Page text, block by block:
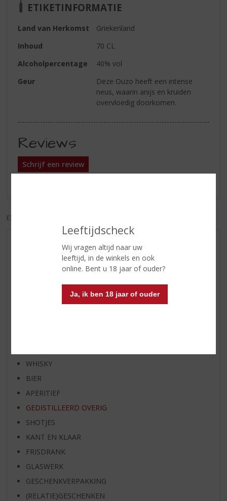
Leeftijdscheck
Wij vragen altijd naar uw
leeftijd, in de winkels en ook
online. Bent u 18 jaar of ouder?
Ja, ik ben 18 jaar of ouder
ETIKETINFORMATIE
Land van Herkomst
Griekenland
Inhoud
70 CL
Alcoholpercentage
40% vol
Geur
Deze Ouzo heeft een intense
neus, waarin anijs en kruiden
overvloedig doorkomen.
Reviews
Schrijf een review
EXCL. BTW
AANBIEDINGEN
WIJN VAN DE MAAND
RUM VAN DE MAAND
BIER VAN DE MAAND
WHISKY
BIER
APERITIEF
GEDISTILLEERD OVERIG
SHOTJES
KANT EN KLAAR
FRISDRANK
GLASWERK
GESCHENKVERPAKKING
(RELATIE)GESCHENKEN